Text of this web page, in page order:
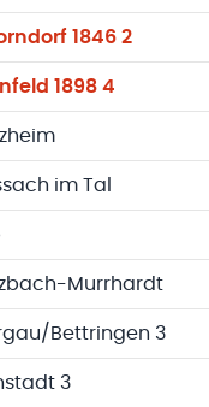
1846 2
1898 4
im Tal
Murrhardt
Bettringen 3
3